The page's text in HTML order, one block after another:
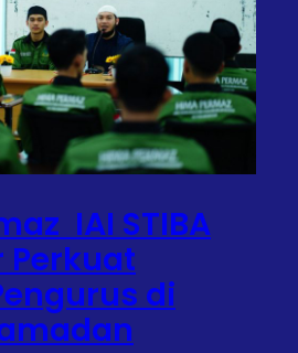
IAI STIBA
Perkuat
di